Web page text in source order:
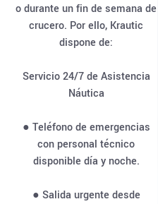
o durante un fin de semana de
crucero. Por ello, Krautic
dispone de:
Servicio 24/7 de Asistencia
Náutica
● Teléfono de emergencias
con personal técnico
disponible día y noche.
● Salida urgente desde